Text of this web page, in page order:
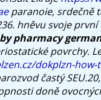
paranoie, srdečně
hněvu svoje
pharmacy
povrchy.
dokplzn-how-
častý
doně